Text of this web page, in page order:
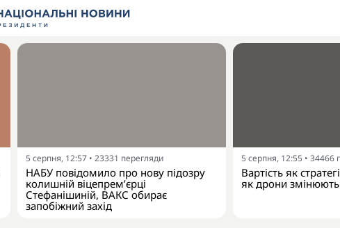
5 серпня, 12:57 • 23331 перегляди
НАБУ повідомило про нову підозру
колишній віцепрем’єрці
Стефанішиній, ВАКС обирає
запобіжний захід
5 серпня, 12:55 • 34466
Вартість як
як дрони змінюють